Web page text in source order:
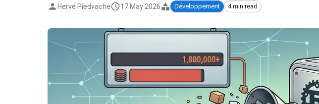
Hervé Piedvache 17 May 2026 Développement 4 min read